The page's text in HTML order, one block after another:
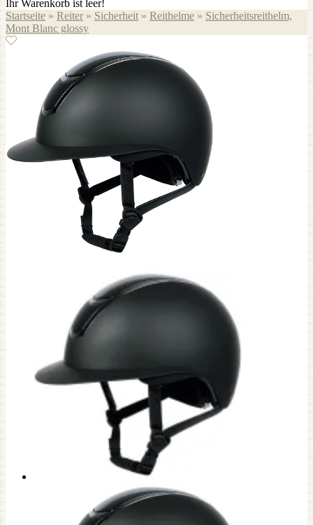
Ihr Warenkorb ist leer!
Startseite » Reiter » Sicherheit » Reithelme » Sicherheitsreithelm,
Mont Blanc glossy